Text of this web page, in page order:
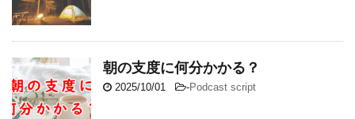
朝の支度に何分かかる？
2025/10/01 -Podcast script